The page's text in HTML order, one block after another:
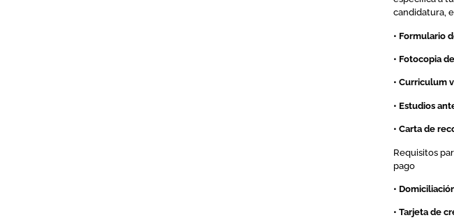
candidatura,
• Formulario
• Fotocopia
• Curriculum
• Estudios
• Carta de
Requisitos
pago
•
• Tarjeta de